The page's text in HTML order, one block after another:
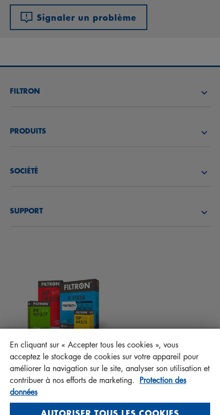
Signaler un problème
FILTRON
TROUVEZ UN DISTRIBUTEUR
PRODUITS
PROTECT+
SOCIÉTÉ
SUPPORT
FAQ
MANN+HUMMEL FT Poland
Sp. z o. o. Sp. k.
ul. Wrocławska 145, 63-800 GOSTYŃ, POLAND
Privacy Statement
Imprint
En cliquant sur « Accepter tous les cookies », vous
acceptez le stockage de cookies sur votre appareil pour
améliorer la navigation sur le site, analyser son utilisation et
contribuer à nos efforts de marketing. Protection des
données